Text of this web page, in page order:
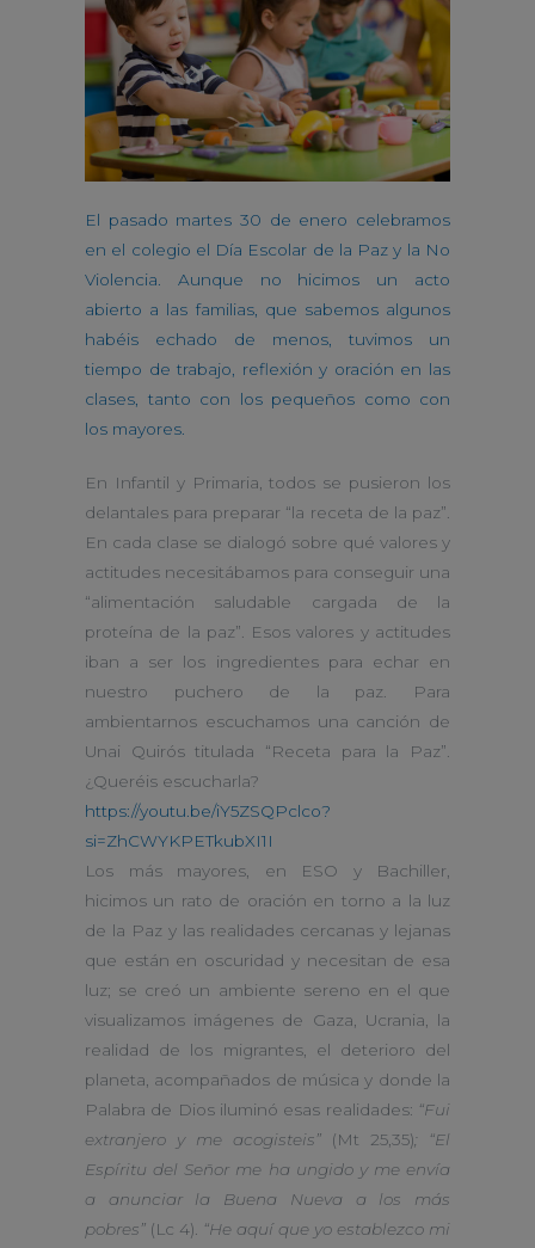
El pasado martes 30 de enero celebramos
en el colegio el Día Escolar de la Paz y la No
Violencia. Aunque no hicimos un acto
abierto a las familias, que sabemos algunos
habéis echado de menos, tuvimos un
tiempo de trabajo, reflexión y oración en las
clases, tanto con los pequeños como con
los mayores.
En Infantil y Primaria, todos se pusieron los
delantales para preparar “la receta de la paz”.
En cada clase se dialogó sobre qué valores y
actitudes necesitábamos para conseguir una
“alimentación saludable cargada de la
proteína de la paz”. Esos valores y actitudes
iban a ser los ingredientes para echar en
nuestro puchero de la paz. Para
ambientarnos escuchamos una canción de
Unai Quirós titulada “Receta para la Paz”.
¿Queréis escucharla?
https://youtu.be/iY5ZSQPclco?
si=ZhCWYKPETkubXI1I
Los más mayores, en ESO y Bachiller,
hicimos un rato de oración en torno a la luz
de la Paz y las realidades cercanas y lejanas
que están en oscuridad y necesitan de esa
luz; se creó un ambiente sereno en el que
visualizamos imágenes de Gaza, Ucrania, la
realidad de los migrantes, el deterioro del
planeta, acompañados de música y donde la
Palabra de Dios iluminó esas realidades: “Fui
extranjero y me acogisteis” (Mt 25,35); “El
Espíritu del Señor me ha ungido y me envía
a anunciar la Buena Nueva a los más
pobres” (Lc 4).
“He aquí que yo establezco mi